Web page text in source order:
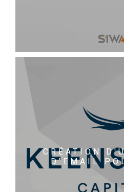
CRÉATION
D’EMAIL